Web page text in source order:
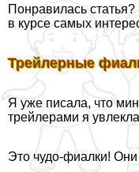
Понравилась
в курсе самых
Трейлерные
Я уже писала, что
трейлерами я
Это чудо-фиалки!